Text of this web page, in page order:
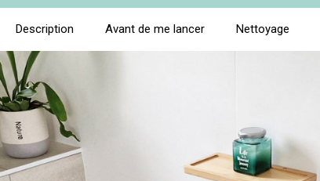
Description Avant de me lancer Nettoyage